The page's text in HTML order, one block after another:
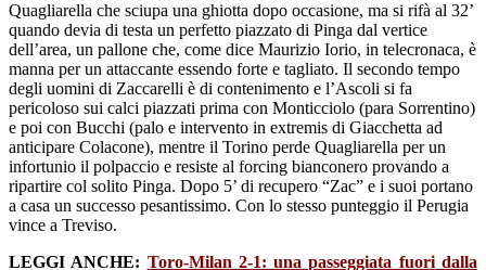
Quagliarella che sciupa una ghiotta dopo occasione, ma si rifà al 32’
quando devia di testa un perfetto piazzato di Pinga dal vertice
dell’area, un pallone che, come dice Maurizio Iorio, in telecronaca, è
manna per un attaccante essendo forte e tagliato. Il secondo tempo
degli uomini di Zaccarelli è di contenimento e l’Ascoli si fa
pericoloso sui calci piazzati prima con Monticciolo (para Sorrentino)
e poi con Bucchi (palo e intervento in extremis di Giacchetta ad
anticipare Colacone), mentre il Torino perde Quagliarella per un
infortunio il polpaccio e resiste al forcing bianconero provando a
ripartire col solito Pinga. Dopo 5’ di recupero “Zac” e i suoi portano
a casa un successo pesantissimo. Con lo stesso punteggio il Perugia
vince a Treviso.
LEGGI ANCHE: Toro-Milan 2-1: una passeggiata fuori dalla